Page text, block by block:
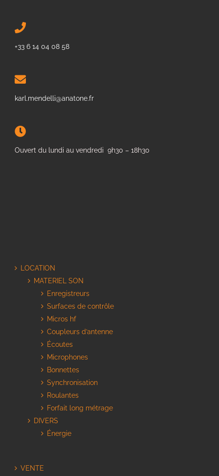
+33 6 14 04 08 58
karl.mendelli@anatone.fr
Ouvert du lundi au vendredi 9h30 – 18h30
LOCATION
MATERIEL SON
Enregistreurs
Surfaces de contrôle
Micros hf
Coupleurs d’antenne
Écoutes
Microphones
Bonnettes
Synchronisation
Roulantes
Forfait long métrage
DIVERS
Énergie
VENTE